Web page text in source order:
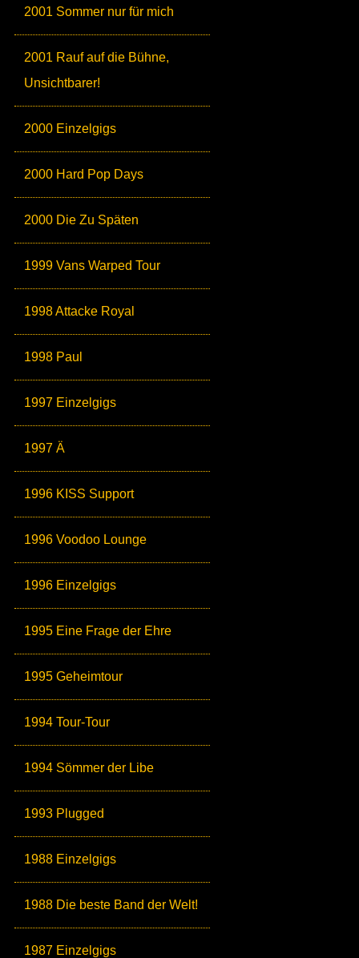
2001 Sommer nur für mich
2001 Rauf auf die Bühne,
Unsichtbarer!
2000 Einzelgigs
2000 Hard Pop Days
2000 Die Zu Späten
1999 Vans Warped Tour
1998 Attacke Royal
1998 Paul
1997 Einzelgigs
1997 Ä
1996 KISS Support
1996 Voodoo Lounge
1996 Einzelgigs
1995 Eine Frage der Ehre
1995 Geheimtour
1994 Tour-Tour
1994 Sömmer der Libe
1993 Plugged
1988 Einzelgigs
1988 Die beste Band der Welt!
1987 Einzelgigs